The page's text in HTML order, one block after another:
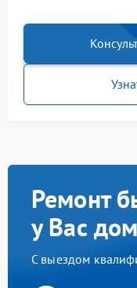
Ремонт
у Вас
С выездом